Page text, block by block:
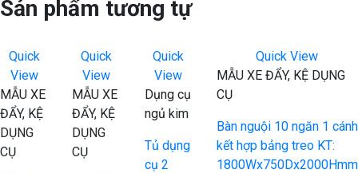
Sản phẩm tương tự
Quick
View
MẪU XE
ĐẨY, KỆ
DỤNG
CỤ
Quick
View
MẪU XE
ĐẨY, KỆ
DỤNG
CỤ
Quick
View
Dụng cụ
ngủ kim
Tủ dụng
cụ 2
Quick View
MẪU XE ĐẨY, KỆ DỤNG
CỤ
Bàn nguội 10 ngăn 1 cánh
kết hợp bảng treo KT:
1800Wx750Dx2000Hmm